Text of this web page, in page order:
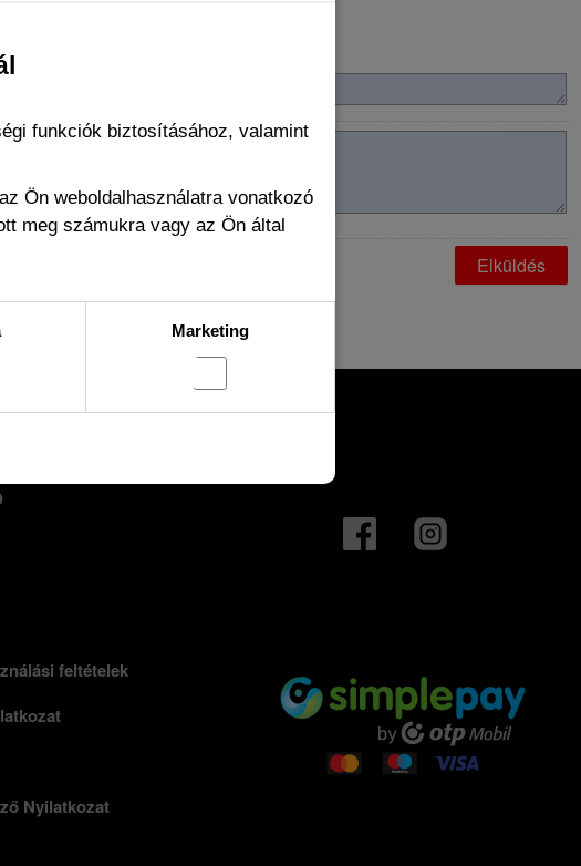
funkciók biztosításához, valamint
Ön weboldalhasználatra vonatkozó
meg számukra vagy az Ön által
Marketing
feltételek
Nyilatkozat